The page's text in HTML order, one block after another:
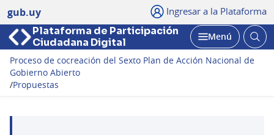
gub.uy Ingresar a la Plataforma
Plataforma de Participación
Ciudadana Digital
Abrir
Menú
Proceso de cocreación del Sexto Plan de Acción Nacional de
Gobierno Abierto
/Propuestas